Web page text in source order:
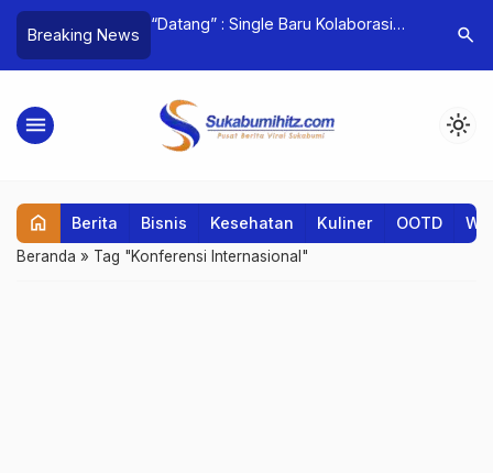
Breaking News
1 Gunung Guruh
Lewat ‘Belajar
2025′
“Datang” : Single Baru Kolaborasi
Sekolah
search
menu light_mode
home Berita Bisnis Kesehatan Kuliner OOTD
Beranda » Tag "Konferensi Internasional"